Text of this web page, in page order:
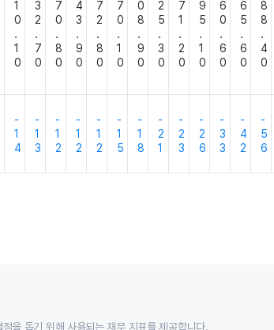
1
0
.
1
0
3
2
.
7
0
7
0
.
8
0
4
3
.
9
0
7
2
.
8
0
7
0
.
1
0
0
8
.
9
0
2
5
.
3
0
7
1
.
2
0
9
5
.
1
0
6
0
.
6
0
6
5
.
6
0
8
8
.
4
0
-
1
4
-
1
3
-
1
2
-
1
2
-
1
2
-
1
5
-
1
8
-
2
1
-
2
3
-
2
6
-
3
3
-
4
2
-
5
6
을 돕기 위해 사용되는 재무 지표를 제공합니다.